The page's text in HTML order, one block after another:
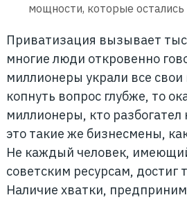
мощности, которые
Приватизация вызывает
многие люди откровенно
миллионеры украли все
копнуть вопрос глубже, то
миллионеры, кто
это такие же бизнесмены,
Не каждый человек,
советским ресурсам, достиг
Наличие хватки,